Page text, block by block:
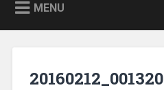
MENU
20160212_001320